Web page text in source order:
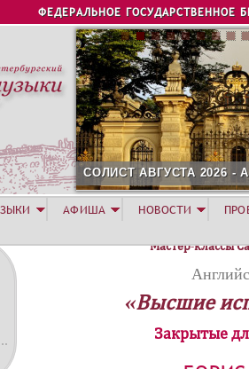
to navigation
ФЕДЕРАЛЬНОЕ ГОСУДАРСТВЕННОЕ
СОЛИСТ АВГУСТА 2026 -
Мастер-классы
«Высшие
Закрытые
АФИША НОВОСТИ